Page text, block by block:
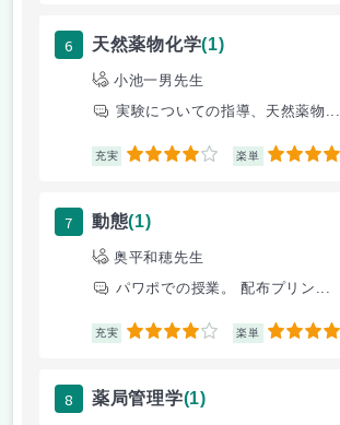
6 天然薬物化学(1)
小池一男先生
実験についての指導、天然薬物...
充実 4 楽単 4
7 動態(1)
奥平和穂先生
パワポでの授業。 配布プリン...
充実 4 楽単 4
8 薬局管理学(1)